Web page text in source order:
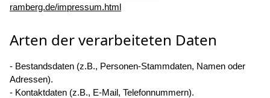
ramberg.de/impressum.html
Arten der verarbeiteten Daten
- Bestandsdaten (z.B., Personen-Stammdaten, Namen oder
Adressen).
- Kontaktdaten (z.B., E-Mail, Telefonnummern).